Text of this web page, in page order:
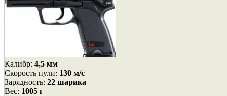
Калибр: 4,5 мм
Cкорость пули: 130 м/с
Зарядность: 22 шарика
Вес: 1005 г